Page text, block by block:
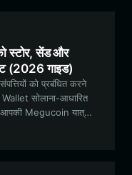
स्टोर, सेंड और
(2026 गाइड)
को प्रबंधित करने
सोलाना-आधारित
Megucoin यात्रा
प्रदान करता है।